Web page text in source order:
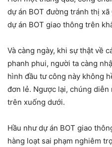
dự án BOT đường tránh thị
dự án BOT giao thông trên
Và càng ngày, khi sự thật về
phanh phui, người ta càng
hình đầu tư công này không
đơn lẻ. Ngược lại, chúng
trên xuống dưới.
Hầu như dự án BOT giao
hàng loạt sai phạm nghiêm